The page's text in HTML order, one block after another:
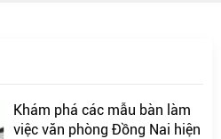
Khám phá các mẫu bàn làm
việc văn phòng Đồng Nai hiện